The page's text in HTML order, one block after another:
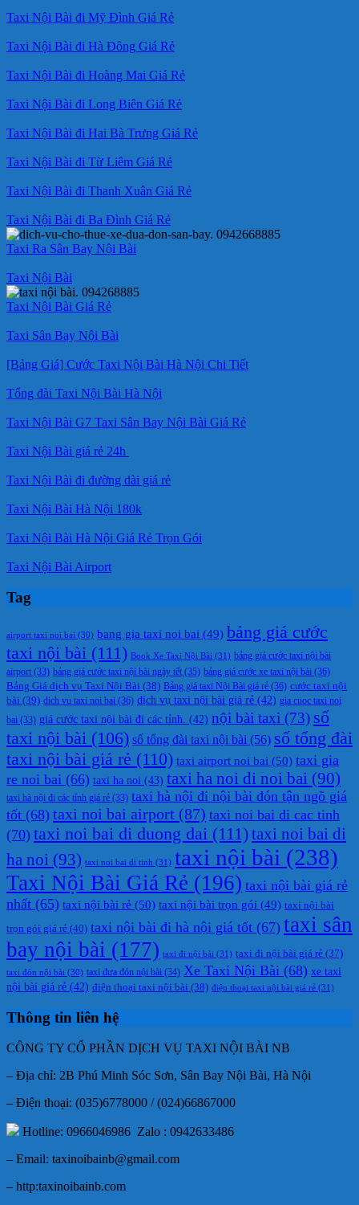
Taxi Nội Bài đi Mỹ Đình Giá Rẻ
Taxi Nội Bài đi Hà Đông Giá Rẻ
Taxi Nội Bài đi Hoàng Mai Giá Rẻ
Taxi Nội Bài đi Long Biên Giá Rẻ
Taxi Nội Bài đi Hai Bà Trưng Giá Rẻ
Taxi Nội Bài đi Từ Liêm Giá Rẻ
Taxi Nội Bài đi Thanh Xuân Giá Rẻ
Taxi Nội Bài đi Ba Đình Giá Rẻ
Taxi Ra Sân Bay Nội Bài
Taxi Nội Bài
Taxi Nội Bài Giá Rẻ
Taxi Sân Bay Nội Bài
[Bảng Giá] Cước Taxi Nội Bài Hà Nội Chi Tiết
Tổng đài Taxi Nội Bài Hà Nội
Taxi Nội Bài G7 Taxi Sân Bay Nội Bài Giá Rẻ
Taxi Nội Bài giá rẻ 24h
Taxi Nội Bài đi đường dài giá rẻ
Taxi Nội Bài Hà Nội 180k
Taxi Nội Bài Hà Nội Giá Rẻ Trọn Gói
Taxi Nội Bài Airport
Tag
airport taxi noi bai (30) bang gia taxi noi bai (49) bảng giá cước
taxi nội bài (111) Book Xe Taxi Nội Bài (31) bảng giá cước taxi nội bài
airport (33) bảng giá cước taxi nội bài ngày tết (35) bảng giá cước xe taxi nội bài (36)
Bảng Giá dịch vụ Taxi Nội Bài (38) Bảng giá taxi Nội Bài giá rẻ (36) cước taxi nội
bài (39) dich vu taxi noi bai (36) dịch vụ taxi nội bài giá rẻ (42) gia cuoc taxi noi
bai (33) giá cước taxi nội bài đi các tỉnh. (42) nội bài taxi (73) số
taxi nội bài (106) số tổng đài taxi nội bài (56) số tổng đài
taxi nội bài giá rẻ (110) taxi airport noi bai (50) taxi gia
re noi bai (66) taxi ha noi (43) taxi ha noi di noi bai (90)
taxi hà nội đi các tỉnh giá rẻ (33) taxi hà nội đi nội bài đón tận ngõ giá
tốt (68) taxi noi bai airport (87) taxi noi bai di cac tinh
(70) taxi noi bai di duong dai (111)taxi noi bai di
ha noi (93) taxi noi bai di tinh (31) taxi nội bài (238)
Taxi Nội Bài Giá Rẻ (196) taxi nội bài giá rẻ
nhất (65) taxi nội bài rẻ (50) taxi nội bài trọn gói (49) taxi nội bài
trọn gói giá rẻ (40) taxi nội bài đi hà nội giá tốt (67) taxi sân
bay nội bài (177) taxi đi nội bài (31) taxi đi nội bài giá rẻ (37)
taxi đón nội bài (30) taxi đưa đón nội bài (34) Xe Taxi Nội Bài (68) xe taxi
nội bài giá rẻ (42) điện thoại taxi nội bài (38) điện thoại taxi nội bài giá rẻ (31)
Thông tin liên hệ
CÔNG TY CỔ PHẦN DỊCH VỤ TAXI NỘI BÀI NB
– Địa chỉ: 2B Phú Minh Sóc Sơn, Sân Bay Nội Bài, Hà Nội
– Điện thoại: (035)6778000 / (024)66867000
Hotline: 0966046986 Zalo : 0942633486
– Email: taxinoibainb@gmail.com
– http:taxinoibainb.com